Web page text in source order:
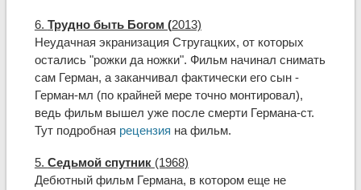
6. Трудно быть Богом (2013)
Неудачная экранизация Стругацких, от которых
остались "рожки да ножки". Фильм начинал снимать
сам Герман, а заканчивал фактически его сын -
Герман-мл (по крайней мере точно монтировал),
ведь фильм вышел уже после смерти Германа-ст.
Тут подробная рецензия на фильм.
5. Седьмой спутник (1968)
Дебютный фильм Германа, в котором еще не